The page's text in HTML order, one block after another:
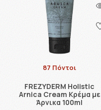
87 Πόντοι
FREZYDERM Holistic
Arnica Cream Κρέμα με
Άρνικα 100ml